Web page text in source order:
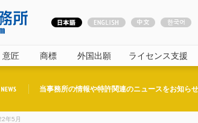
意匠 商標 外国出願 ライセンス支援
当事務所の情報や特許関連のニュースをお知ら
年5月